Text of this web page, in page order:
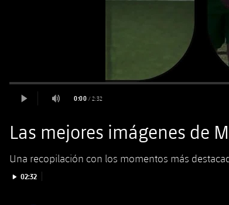
Las mejores imágenes de
Una recopilación con los momentos más
Iniciar vídeo
02:32